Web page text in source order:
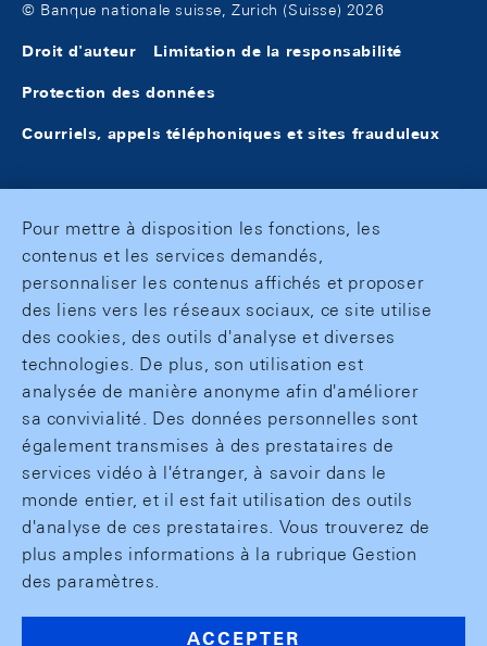
© Banque nationale suisse, Zurich (Suisse) 2026
Droit d'auteur Limitation de la responsabilité
Protection des données
Courriels, appels téléphoniques et sites frauduleux
Pour mettre à disposition les fonctions, les
contenus et les services demandés,
personnaliser les contenus affichés et proposer
des liens vers les réseaux sociaux, ce site utilise
des cookies, des outils d'analyse et diverses
technologies. De plus, son utilisation est
analysée de manière anonyme afin d'améliorer
sa convivialité. Des données personnelles sont
également transmises à des prestataires de
services vidéo à l'étranger, à savoir dans le
monde entier, et il est fait utilisation des outils
d'analyse de ces prestataires. Vous trouverez de
plus amples informations à la rubrique Gestion
des paramètres.
ACCEPTER